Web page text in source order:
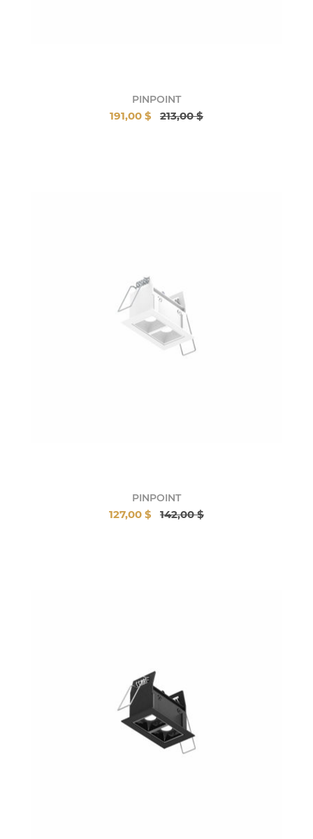
PINPOINT
191,00 $ 213,00 $
PINPOINT
127,00 $ 142,00 $